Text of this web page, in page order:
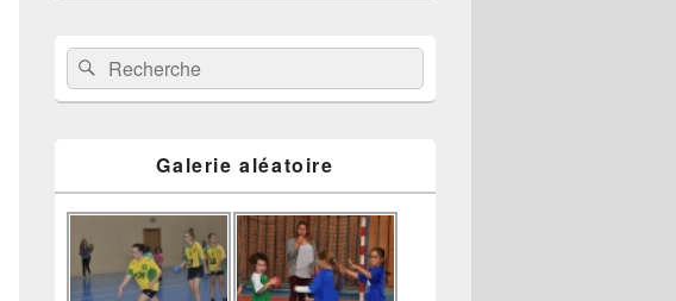
Recherche :Rechercher
Galerie aléatoire